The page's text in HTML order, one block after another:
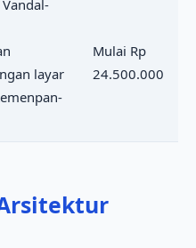
layar
Mulai Rp
24.500.000